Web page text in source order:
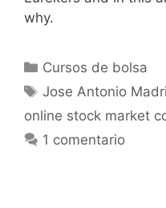
why.
Categorías
Cursos de bolsa
Etiquetas
Jose Antonio
online stock market
1 comentario